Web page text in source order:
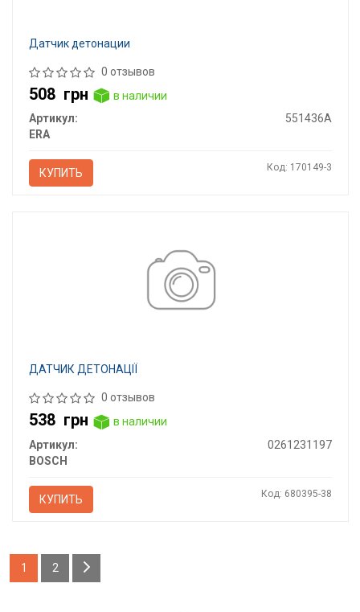
Датчик детонации
0 отзывов
508 грн
в наличии
Артикул:
551436A
ERA
КУПИТЬ Код: 170149-3
ДАТЧИК ДЕТОНАЦІЇ
0 отзывов
538 грн
в наличии
Артикул:
0261231197
BOSCH
КУПИТЬ Код: 680395-38
1 2